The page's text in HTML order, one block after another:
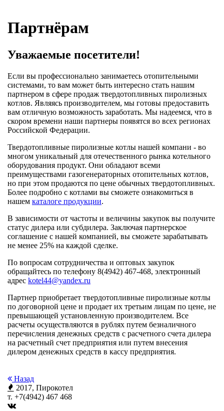
Партнёрам
Уважаемые посетители!
Если вы профессионально занимаетесь отопительными
системами, то вам может быть интересно стать нашим
партнером в сфере продаж твердотопливных пиролизных
котлов. Являясь производителем, мы готовы предоставить
вам отличную возможность заработать. Мы надеемся, что в
скором времени наши партнеры появятся во всех регионах
Российской Федерации.
Твердотопливные пиролизные котлы нашей компани - во
многом уникальный для отечественного рынка котельного
оборудования продукт. Они обладают всеми
преимуществами газогенераторных отопительных котлов,
но при этом продаются по цене обычных твердотопливных.
Более подробно с котлами вы сможете ознакомиться в
нашем каталоге продукции.
В зависимости от частоты и величины закупок вы получите
статус дилера или субдилера. Заключая партнерское
соглашение с нашей компанией, вы сможете зарабатывать
не менее 25% на каждой сделке.
По вопросам сотрудничества и оптовых закупок
обращайтесь по телефону 8(4942) 467-468, электронный
адрес kotel44@yandex.ru
Партнер приобретает твердотопливные пиролизные котлы
по договорной цене и продает их третьим лицам по цене, не
превышающей установленную производителем. Все
расчеты осуществляются в рублях путем безналичного
перечисления денежных средств с расчетного счета дилера
на расчетный счет предприятия или путем внесения
дилером денежных средств в кассу предприятия.
Назад
2017, Пирокотел
т. +7(4942) 467 468